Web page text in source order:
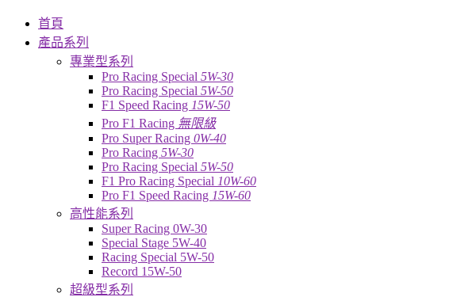
首頁
產品系列
專業型系列
Pro Racing Special 5W-30
Pro Racing Special 5W-50
F1 Speed Racing 15W-50
Pro F1 Racing 無限級
Pro Super Racing 0W-40
Pro Racing 5W-30
Pro Racing Special 5W-50
F1 Pro Racing Special 10W-60
Pro F1 Speed Racing 15W-60
高性能系列
Super Racing 0W-30
Special Stage 5W-40
Racing Special 5W-50
Record 15W-50
超級型系列